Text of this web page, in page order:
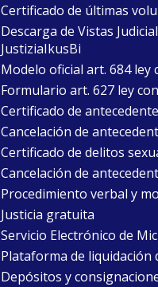
Certificado de últimas
Descarga de Vistas
JustiziaIkusBi
Modelo oficial art. 684 ley
Formulario art. 627 ley
Certificado de
Cancelación de
Certificado de delitos
Cancelación de
Procedimiento verbal y
Justicia gratuita
Servicio Electrónico de
Plataforma de liquidación
Depósitos y